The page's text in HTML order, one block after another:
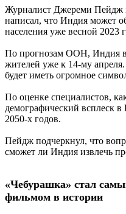
Журналист Джереми Пейдж
написал, что Индия может
населения уже весной 2023
По прогнозам ООН, Индия
жителей уже к 14-му
будет иметь огромное
По оценке специалистов,
демографический всплеск
2050-х годов.
Пейдж подчеркнул, что
сможет ли Индия извлечь
«Чебурашка» стал
фильмом в истории